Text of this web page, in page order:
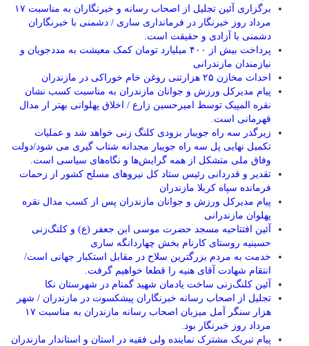
برگزاری آئین تجلیل از اصحاب رسانه و خبرنگاران به مناسبت ۱۷
مرداد روز خبرنگار در فرمانداری ساری / دشمنی با خبرنگاران
دشمنی با آزادی و حقیقت است.
پرداخت بیش از ۴۰۰ میلیارد تومان کمک معیشت به مددجویان و
نیازمندان مازندرانی
احداث مخازن ۲۵ هزارتنی روغن خام خوراکی در مازندران
پیام مدیرکل ورزش و جوانان مازندران به مناسبت کسب نشان
نقره المپیک توسط امیرحسین زارع / اخلاق پهلوانی بهتر ار مدال
قهرمانی است.
زیرگذر سه راه جویبار بزودی کلنگ زنی خواهد شد و عملیات
تکمیل نهایی پل سه راه جویبار مجدانه شتاب گیری می شود/دولت
وفاق ملی متشکل از همه گرایش‌ها و نگاه‌های سیاسی است.
تقدیر و قدردانی رئیس ستاد کل نیرو‌های مسلح کشور از زحمات
فرمانده سپاه کربلا مازندران
پیام مدیرکل ورزش و جوانان مازندران پس از کسب مدال نقره
پهلوان مازندرانی
آئین افتتاحیه مسجد حضرت موسی ابن جعفر (ع) و کلنگ‌زنی
حسینیه روستای کارنام بخش چهاردانگه ساری
خدمت به مردم بزرگترین سلاح در مقابل استکبار جهانی است/
انتقام شهادت آقای هنیه را قطعا خواهیم گرفت.
آئین کلنگ‌زنی ساخت یادمان شهید گمنام در شهرستان نکا
تجلیل از اصحاب رسانه خبرنگاران پیشکسوت در مازندران / شهر
هزار سنگر آمل میزبان اصحاب رسانه مازندران به مناسبت ۱۷
مرداد روز خبرنگار بود.
پیام تبریک مشترک نماینده ولی فقیه در استان و استاندار مازندران